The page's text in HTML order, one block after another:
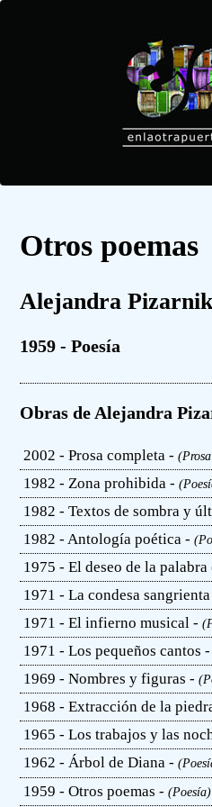
Otros poemas
Alejandra
1959 - Poesía
Obras de Alejandra
2002 - Prosa completa -
1982 - Zona prohibida -
1982 - Textos de sombra y
1982 - Antología poética -
1975 - El deseo de la
1971 - La condesa
1971 - El infierno musical -
1971 - Los pequeños cantos
1969 - Nombres y figuras -
1968 - Extracción de la
1965 - Los trabajos y las
1962 - Árbol de Diana -
1959 - Otros poemas -(Poesía)